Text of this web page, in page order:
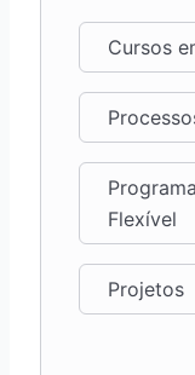
Cursos
Flexível
Projetos